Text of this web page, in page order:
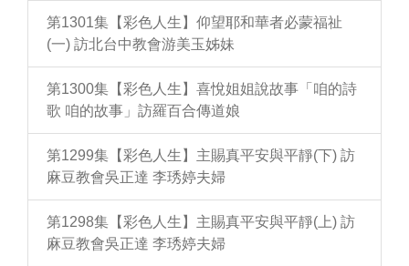
第1301集【彩色人生】仰望耶和華者必蒙福祉
(一) 訪北台中教會游美玉姊妹
第1300集【彩色人生】喜悅姐姐說故事「咱的詩
歌 咱的故事」訪羅百合傳道娘
第1299集【彩色人生】主賜真平安與平靜(下) 訪
麻豆教會吳正達 李琇婷夫婦
第1298集【彩色人生】主賜真平安與平靜(上) 訪
麻豆教會吳正達 李琇婷夫婦